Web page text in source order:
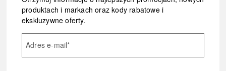
produktach i markach oraz kody rabatowe i
ekskluzywne oferty.
Adres e-mail*